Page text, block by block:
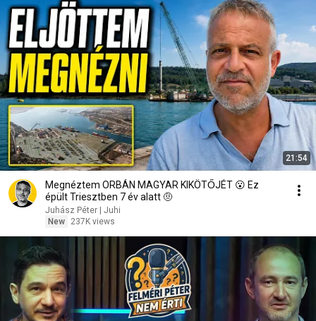
21:54
Megnéztem ORBÁN MAGYAR KIKÖTŐJÉT 😮 Ez
épült Triesztben 7 év alatt 🤨
Juhász Péter | Juhi
New
237K views